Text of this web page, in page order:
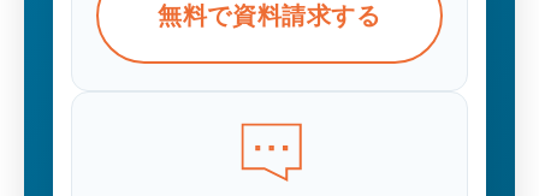
無料で資料請求する